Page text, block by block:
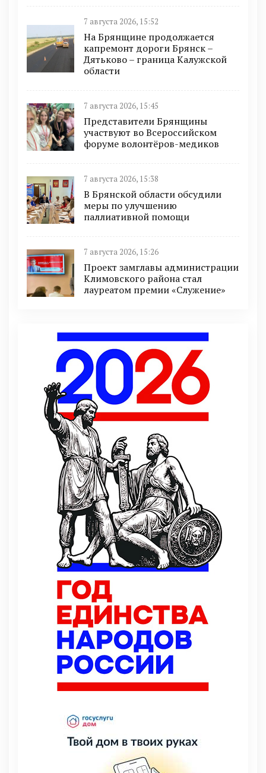
7 августа 2026, 15:52
На Брянщине продолжается
капремонт дороги Брянск –
Дятьково – граница Калужской
области
7 августа 2026, 15:45
Представители Брянщины
участвуют во Всероссийском
форуме волонтёров-медиков
7 августа 2026, 15:38
В Брянской области обсудили
меры по улучшению
паллиативной помощи
7 августа 2026, 15:26
Проект замглавы администрации
Климовского района стал
лауреатом премии «Служение»